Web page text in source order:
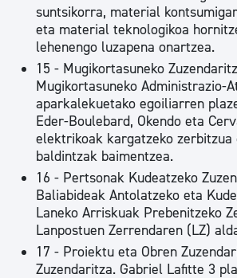
suntsikorra, material
eta material teknologikoa
lehenengo luzapena onartzea.
15 - Mugikortasuneko
Mugikortasuneko Administrazio-
aparkalekuetako egoiliarren
Eder-Boulebard, Okendo eta
elektrikoak kargatzeko zerbitzua
baldintzak baimentzea.
16 - Pertsonak Kudeatzeko
Baliabideak Antolatzeko eta
Laneko Arriskuak Prebenitzeko
Lanpostuen Zerrendaren (LZ)
17 - Proiektu eta Obren
Zuzendaritza. Gabriel Lafitte 3